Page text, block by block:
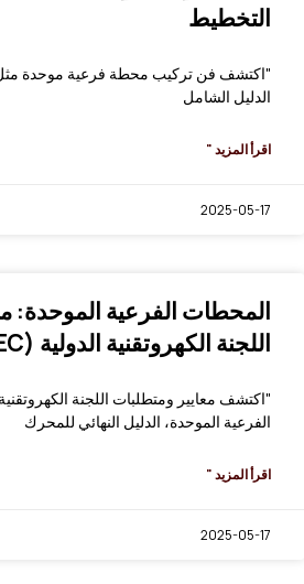
التخطيط
"اكتشف فن تركيب محطة فرعية موحدة مثل
الدليل الشامل
اقرأ المزيد "
2025-05-17
المحطات الفرعية الموحدة:
اللجنة الكهروتقنية الدولية (IEC)
الفرعية الموحدة، الدليل النهائي للمحرك
اقرأ المزيد "
2025-05-17